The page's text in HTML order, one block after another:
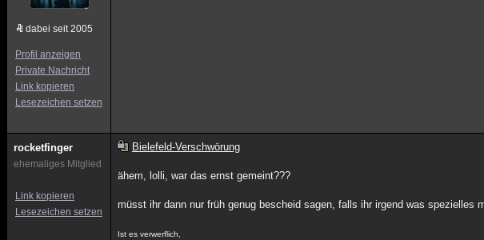
dabei seit 2005
Profil anzeigen
Private Nachricht
Link kopieren
Lesezeichen setzen
rocketfinger
ehemaliges Mitglied
Link kopieren
Lesezeichen setzen
Bielefeld-Verschwörung
ähem, lolli, war das ernst gemeint???
müsst ihr dann nur früh genug bescheid sagen, falls ihr irgend was spezielles
Ist es verwerflich,